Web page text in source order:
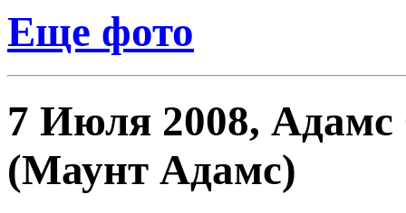
Еще фото
7 Июля 2008,
(Маунт Адамс)